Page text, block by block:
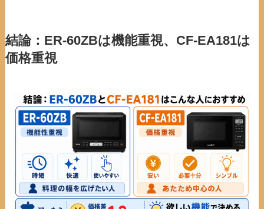
結論：ER-60ZBは機能重視、CF-EA181は
価格重視